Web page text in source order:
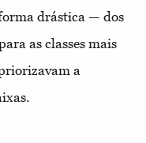
drástica — dos
as classes mais
a